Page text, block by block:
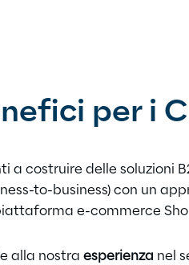
per i
a costruire delle soluzioni
to-business) con un
e-commerce
e alla nostra esperienza nel